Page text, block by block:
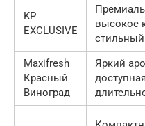
KP
EXCLUSIVE
высокое
Maxifresh
Красный
Виноград
Яркий